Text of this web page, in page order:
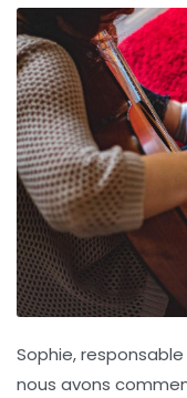
Sophie, responsable
nous avons